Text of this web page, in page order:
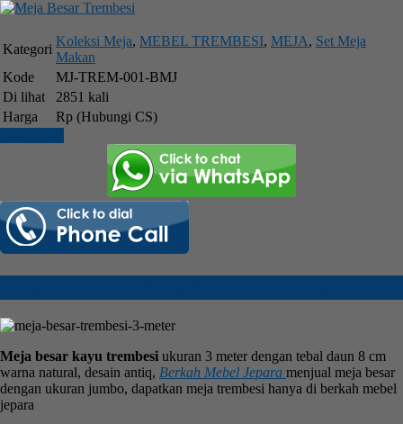
Kategori
Koleksi Meja, MEBEL TREMBESI, MEJA, Set Meja
Makan
Kode
MJ-TREM-001-BMJ
Di lihat
2851 kali
Harga
Rp (Hubungi CS)
Meja besar kayu trembesi ukuran 3 meter dengan tebal daun 8 cm
warna natural, desain antiq, Berkah Mebel Jepara menjual meja besar
dengan ukuran jumbo, dapatkan meja trembesi hanya di berkah mebel
jepara